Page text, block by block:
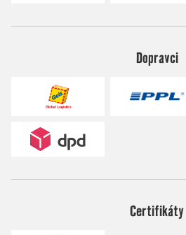
Dopravci
Certifikáty